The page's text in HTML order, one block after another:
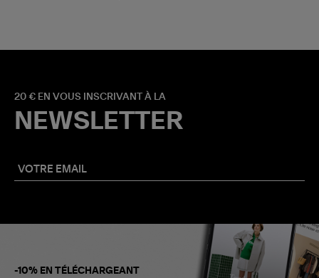
20 € EN VOUS INSCRIVANT À LA
NEWSLETTER
-10% EN TÉLÉCHARGEANT